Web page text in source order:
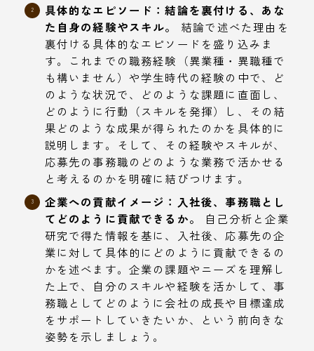
具体的なエピソード：結論を裏付ける、あな
た自身の経験やスキル。
結論で述べた理由を
裏付ける具体的なエピソードを盛り込みま
す。これまでの職務経験（異業種・異職種で
も構いません）や学生時代の経験の中で、ど
のような状況で、どのような課題に直面し、
どのように行動（スキルを発揮）し、その結
果どのような成果が得られたのかを具体的に
説明します。そして、その経験やスキルが、
応募先の事務職のどのような業務で活かせる
と考えるのかを明確に結びつけます。
企業への貢献イメージ：入社後、事務職とし
てどのように貢献できるか。
自己分析と企業
研究で得た情報を基に、入社後、応募先の企
業に対して具体的にどのように貢献できるの
かを述べます。企業の課題やニーズを理解し
た上で、自分のスキルや経験を活かして、事
務職としてどのように会社の成長や目標達成
をサポートしていきたいか、という前向きな
姿勢を示しましょう。